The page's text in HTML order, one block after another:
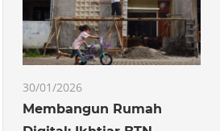
30/01/2026
Membangun Rumah